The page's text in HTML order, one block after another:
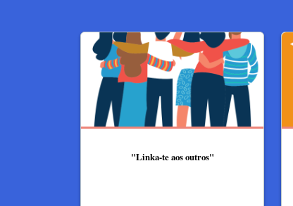
"Linka-te aos outros"